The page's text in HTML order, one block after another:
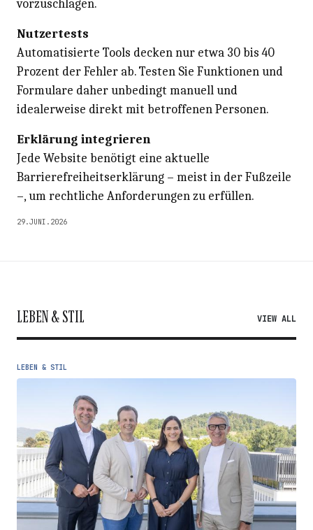
vorzuschlagen.
Nutzertests
Automatisierte Tools decken nur etwa 30 bis 40
Prozent der Fehler ab. Testen Sie Funktionen und
Formulare daher unbedingt manuell und
idealerweise direkt mit betroffenen Personen.
Erklärung integrieren
Jede Website benötigt eine aktuelle
Barrierefreiheitserklärung – meist in der Fußzeile
–, um rechtliche Anforderungen zu erfüllen.
29.JUNI.2026
LEBEN & STIL VIEW ALL
LEBEN & STIL